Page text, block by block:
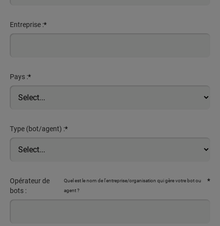
*
Entreprise :
*
Pays :
*
Type (bot/agent) :
*
Opérateur de
bots :
Quel est le nom de l'entreprise/organisation qui gère votre bot ou
agent ?